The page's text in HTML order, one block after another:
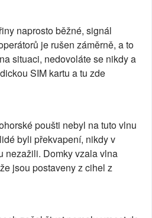
naprosto běžné, signál
je rušen záměrně, a to
situaci, nedovoláte se nikdy a
SIM kartu a tu zde
poušti nebyl na tuto vlnu
byli překvapení, nikdy v
nezažili. Domky vzala vlna
jsou postaveny z cihel z